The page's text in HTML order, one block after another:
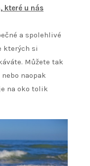
které u nás
a spolehlivé
kterých si
Můžete tak
naopak
na oko tolik